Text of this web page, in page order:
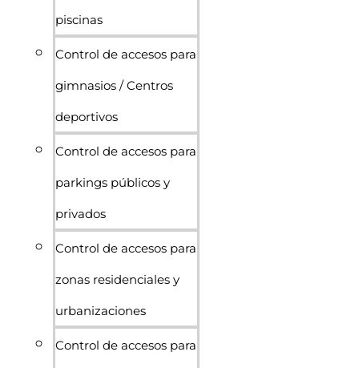
piscinas
Control de accesos para
gimnasios / Centros
deportivos
Control de accesos para
parkings públicos y
privados
Control de accesos para
zonas residenciales y
urbanizaciones
Control de accesos para